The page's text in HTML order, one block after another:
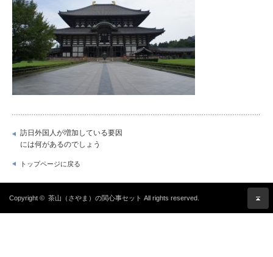
訪日外国人が増加している要因
には何があるのでしょう
トップページに戻る
Copyright © 茶山（さやま）の関心事セット All rights reserved.